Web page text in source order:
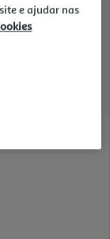
e ajudar nas